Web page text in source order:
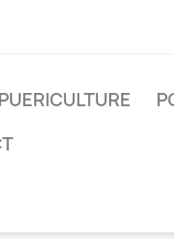
PUERICULTURE